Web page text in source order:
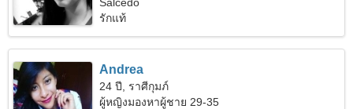
รักแท้
Andrea
24 ปี, ราศีกุมภ์
ผู้หญิงมองหาผู้ชาย 29-35